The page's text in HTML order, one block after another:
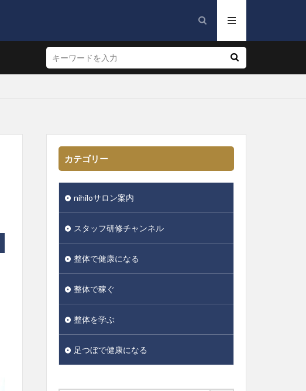
カテゴリー
nihiloサロン案内
スタッフ研修チャンネル
整体で健康になる
整体で稼ぐ
整体を学ぶ
足つぼで健康になる